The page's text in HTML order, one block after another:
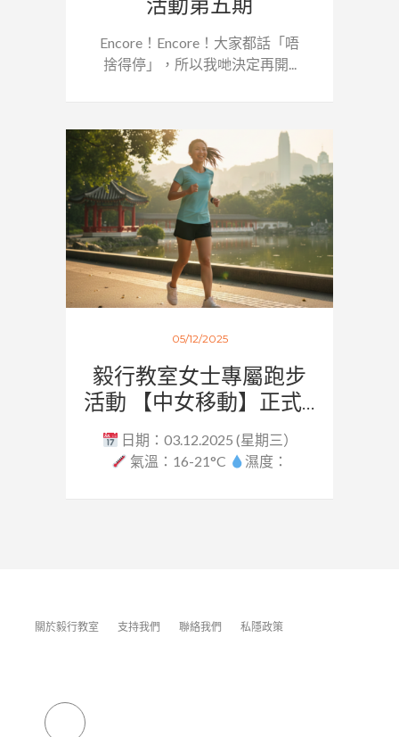
Encore！Encore！大家都話「唔
捨得停」，所以我哋決定再開...
05/12/2025
毅行教室女士專屬跑步
活動 【中女移動】正式...
日期：03.12.2025 (星期三）
氣溫：16-21°C
濕度：
關於毅行教室 支持我們 聯絡我們 私隱政策